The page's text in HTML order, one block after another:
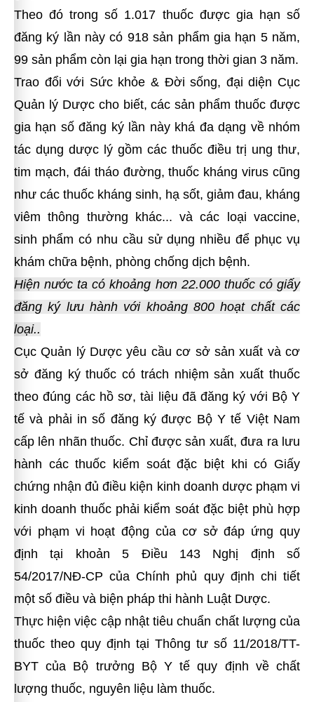
Theo đó trong số 1.017 thuốc được gia hạn số
đăng ký lần này có 918 sản phẩm gia hạn 5 năm,
99 sản phẩm còn lại gia hạn trong thời gian 3 năm.
Trao đổi với Sức khỏe & Đời sống, đại diện Cục
Quản lý Dược cho biết, các sản phẩm thuốc được
gia hạn số đăng ký lần này khá đa dạng về nhóm
tác dụng dược lý gồm các thuốc điều trị ung thư,
tim mạch, đái tháo đường, thuốc kháng virus cũng
như các thuốc kháng sinh, hạ sốt, giảm đau, kháng
viêm thông thường khác... và các loại vaccine,
sinh phẩm có nhu cầu sử dụng nhiều để phục vụ
khám chữa bệnh, phòng chống dịch bệnh.
Hiện nước ta có khoảng hơn 22.000 thuốc có giấy
đăng ký lưu hành với khoảng 800 hoạt chất các
loại..
Cục Quản lý Dược yêu cầu cơ sở sản xuất và cơ
sở đăng ký thuốc có trách nhiệm sản xuất thuốc
theo đúng các hồ sơ, tài liệu đã đăng ký với Bộ Y
tế và phải in số đăng ký được Bộ Y tế Việt Nam
cấp lên nhãn thuốc. Chỉ được sản xuất, đưa ra lưu
hành các thuốc kiểm soát đặc biệt khi có Giấy
chứng nhận đủ điều kiện kinh doanh dược phạm vi
kinh doanh thuốc phải kiểm soát đặc biệt phù hợp
với phạm vi hoạt động của cơ sở đáp ứng quy
định tại khoản 5 Điều 143 Nghị định số
54/2017/NĐ-CP của Chính phủ quy định chi tiết
một số điều và biện pháp thi hành Luật Dược.
Thực hiện việc cập nhật tiêu chuẩn chất lượng của
thuốc theo quy định tại Thông tư số 11/2018/TT-
BYT của Bộ trưởng Bộ Y tế quy định về chất
lượng thuốc, nguyên liệu làm thuốc.